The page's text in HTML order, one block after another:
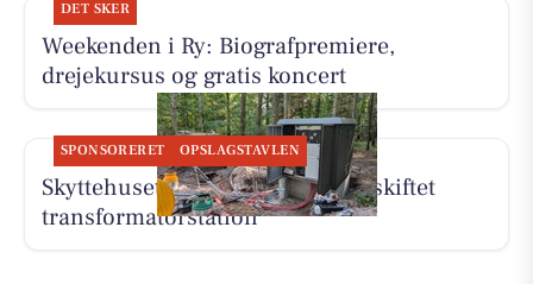
DET SKER
Weekenden i Ry: Biografpremiere,
drejekursus og gratis koncert
SPONSORERET OPSLAGSTAVLEN
Skyttehusets Outdoor Camp får skiftet
transformatorstation